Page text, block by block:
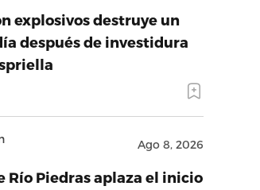
explosivos destruye un
después de investidura
Ago 8, 2026
Río Piedras aplaza el inicio